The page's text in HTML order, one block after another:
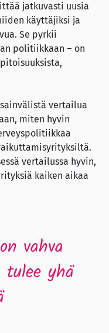
jatkuvasti uusia
käyttäjiksi ja
Se pyrkii
politiikkaan – on
vertailua
miten hyvin
vertailussa hyvin,
kaiken aikaa
vahva
yhä